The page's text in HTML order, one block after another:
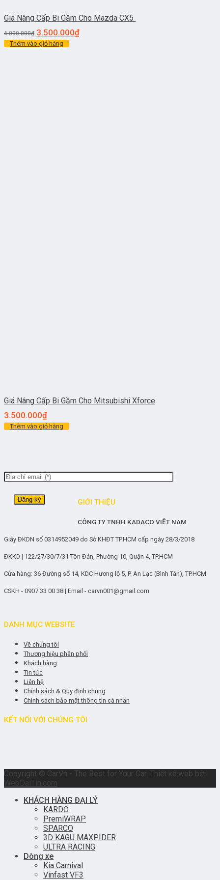
Giá Nâng Cấp Bi Gầm Cho Mazda CX5
4.000.000₫ 3.500.000₫
Thêm vào giỏ hàng
Giá Nâng Cấp Bi Gầm Cho Mitsubishi Xforce
3.500.000₫
Thêm vào giỏ hàng
GIỚI THIỆU
CÔNG TY TNHH KADACO VIỆT NAM
Giấy ĐKDN số 0314952049 do Sở KHĐT TP.HCM cấp ngày 28/3/2018
ĐKKD | 122/27/30/7/31 Tôn Đản, Phường 10, Quận 4, TP.HCM
Cửa hàng: 36 Đường số 14, KDC Hương lộ 5, P. An Lạc (Bình Tân), TP.HCM
CSKH - 0907 33 00 38 | Email - carvn001@gmail.com
DANH MỤC WEBSITE
Về chúng tôi
Thương hiệu phân phối
Khách hàng
Tin tức
Liên hệ
Chính sách & Quy định chung
Chính sách bảo mật thông tin cá nhân
KẾT NỐI VỚI CHÚNG TÔI
Copyright © CarVn - The Best for Your Car. Thiết kế web bởi
WebDaiTin.com
KHÁCH HÀNG ĐẠI LÝ
KARDO
PremiWRAP
SPARCO
3D KAGU MAXPIDER
ULTRA RACING
Dòng xe
Kia Carnival
Vinfast VF3